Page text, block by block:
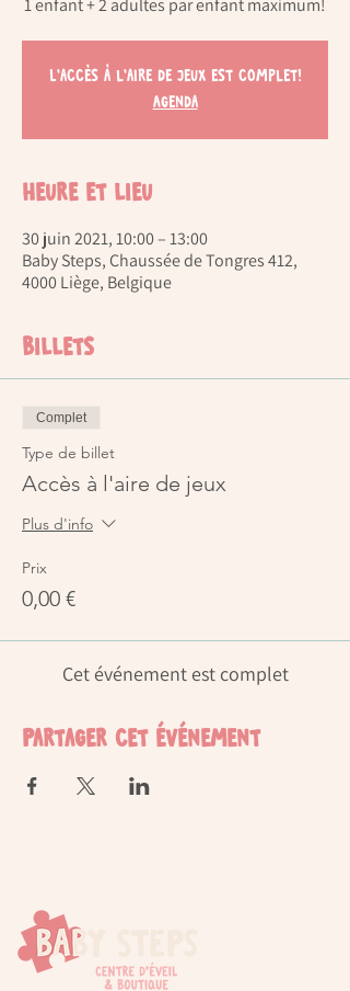
L'accès à l'aire de jeux est complet!
Agenda
Heure et lieu
30 juin 2021, 10:00 – 13:00
Baby Steps, Chaussée de Tongres 412,
4000 Liège, Belgique
Billets
Complet
Type de billet
Accès à l'aire de jeux
Plus d'info
Prix
0,00 €
Cet événement est complet
Partager cet événement